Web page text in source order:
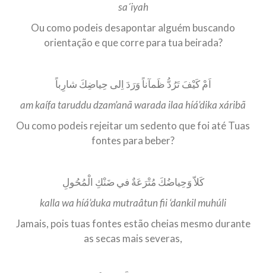
sa´iyah
Ou como podeis desapontar alguém buscando
orientação e que corre para tua beirada?
اَمْ كَيْفَ تَرُدُّ ظَمآناً وَرَدَ اِلى حِياضِكَ شارِباً
am kaífa taruddu dzam’anã warada ilaa híá’dika xáribã
Ou como podeis rejeitar um sedento que foi até Tuas
fontes para beber?
كَلاّ وَحِياضُكَ مُتْرَعَةٌ في ضَنْكِ الْمُحُولِ
kalla wa híá’duka mutraâtun fii ‘dankil muhúli
Jamais, pois tuas fontes estão cheias mesmo durante
as secas mais severas,